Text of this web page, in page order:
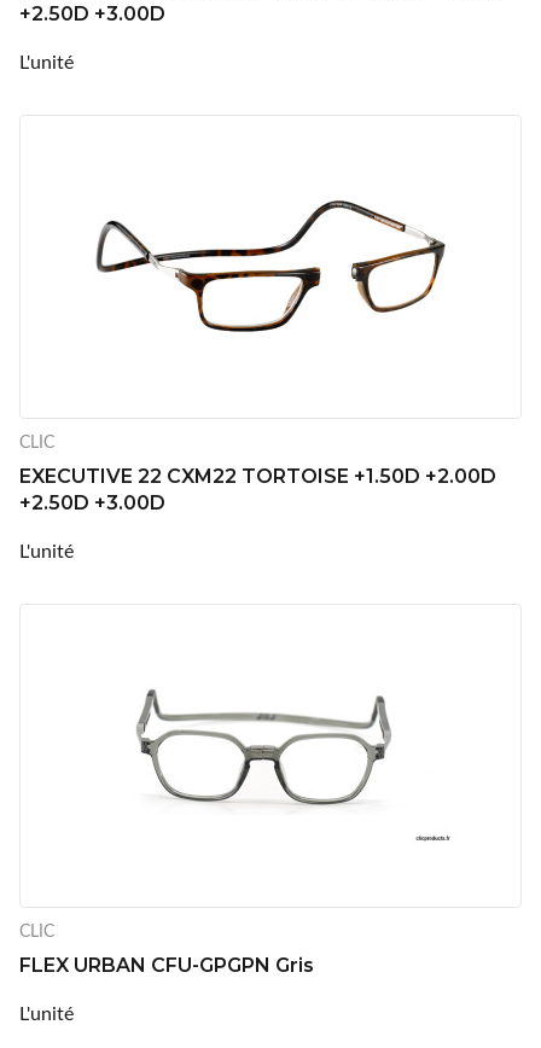
+2.50D +3.00D
L'unité
CLIC
EXECUTIVE 22 CXM22 TORTOISE +1.50D +2.00D
+2.50D +3.00D
L'unité
CLIC
FLEX URBAN CFU-GPGPN Gris
L'unité